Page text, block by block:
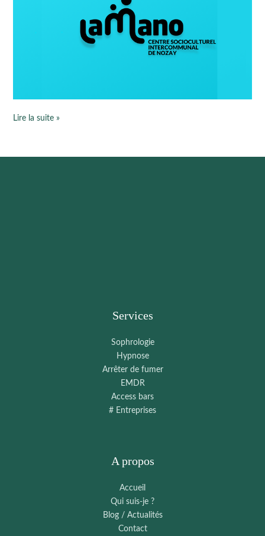
Lire la suite »
Services
Sophrologie
Hypnose
Arrêter de fumer
EMDR
Access bars
# Entreprises
A propos
Accueil
Qui suis-je ?
Blog / Actualités
Contact